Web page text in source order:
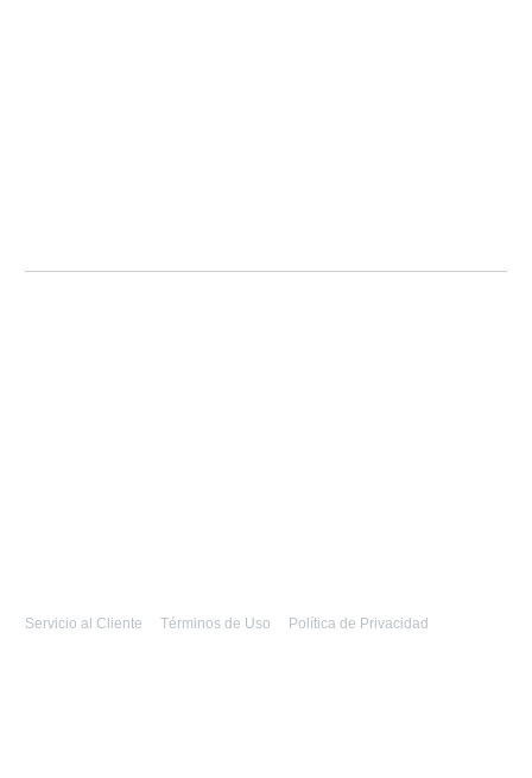
Servicio al Cliente Términos de Uso Política de Privacidad